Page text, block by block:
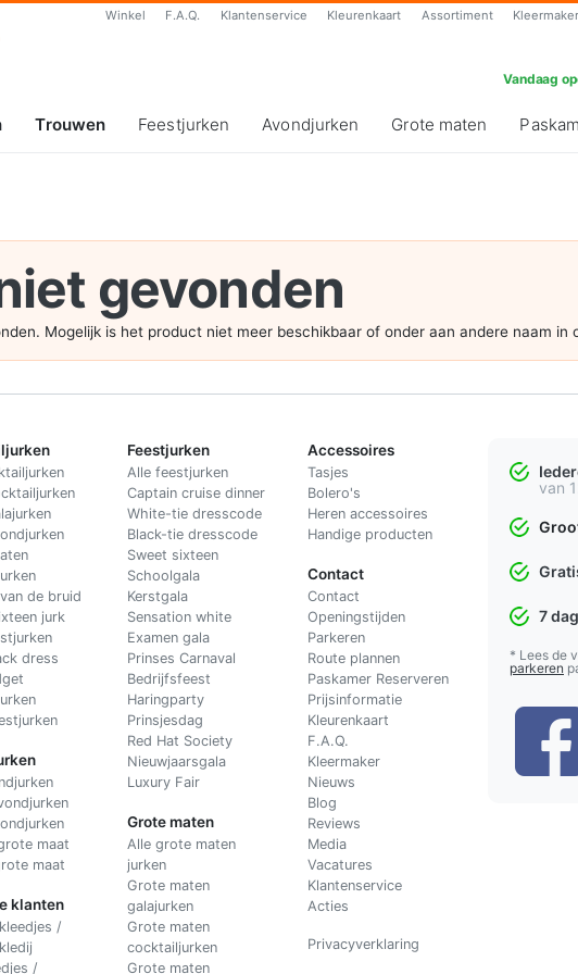
Winkel F.A.Q. Klantenservice Kleurenkaart Assortiment Kleermaker
Vandaag
Trouwen Feestjurken Avondjurken Grote maten
gevonden
Mogelijk is het product niet meer beschikbaar of onder aan andere naam in
de bruid
jurk
dress
maat
maat
klanten
/
/
Feestjurken
Alle feestjurken
Captain cruise dinner
White-tie dresscode
Black-tie dresscode
Sweet sixteen
Schoolgala
Kerstgala
Sensation white
Examen gala
Prinses Carnaval
Bedrijfsfeest
Haringparty
Prinsjesdag
Red Hat Society
Nieuwjaarsgala
Luxury Fair
Grote maten
Alle grote maten
jurken
Grote maten
galajurken
Grote maten
cocktailjurken
Grote maten
Accessoires
Tasjes
Bolero's
Heren accessoires
Handige producten
Contact
Contact
Openingstijden
Parkeren
Route plannen
Paskamer Reserveren
Prijsinformatie
Kleurenkaart
F.A.Q.
Kleermaker
Nieuws
Blog
Reviews
Media
Vacatures
Klantenservice
Acties
Privacyverklaring
van
7
* Lees de
parkeren